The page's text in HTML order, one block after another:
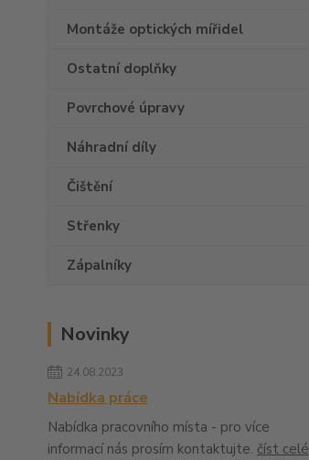
Montáže optických mířidel
Ostatní doplňky
Povrchové úpravy
Náhradní díly
Čištění
Střenky
Zápalníky
Novinky
24.08.2023
Nabídka práce
Nabídka pracovního místa - pro více
informací nás prosím kontaktujte. číst celé